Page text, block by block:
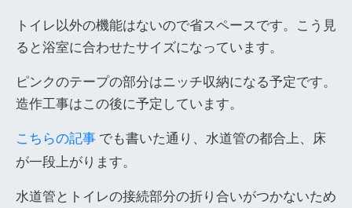
トイレ以外の機能はないので省スペースです。こう見
ると浴室に合わせたサイズになっています。
ピンクのテープの部分はニッチ収納になる予定です。
造作工事はこの後に予定しています。
こちらの記事 でも書いた通り、水道管の都合上、床
が一段上がります。
水道管とトイレの接続部分の折り合いがつかないため